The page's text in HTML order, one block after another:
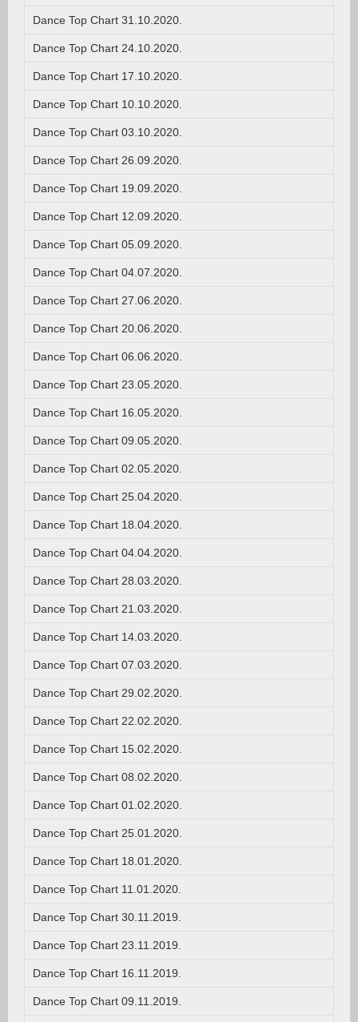
Dance Top Chart 31.10.2020.
Dance Top Chart 24.10.2020.
Dance Top Chart 17.10.2020.
Dance Top Chart 10.10.2020.
Dance Top Chart 03.10.2020.
Dance Top Chart 26.09.2020.
Dance Top Chart 19.09.2020.
Dance Top Chart 12.09.2020.
Dance Top Chart 05.09.2020.
Dance Top Chart 04.07.2020.
Dance Top Chart 27.06.2020.
Dance Top Chart 20.06.2020.
Dance Top Chart 06.06.2020.
Dance Top Chart 23.05.2020.
Dance Top Chart 16.05.2020.
Dance Top Chart 09.05.2020.
Dance Top Chart 02.05.2020.
Dance Top Chart 25.04.2020.
Dance Top Chart 18.04.2020.
Dance Top Chart 04.04.2020.
Dance Top Chart 28.03.2020.
Dance Top Chart 21.03.2020.
Dance Top Chart 14.03.2020.
Dance Top Chart 07.03.2020.
Dance Top Chart 29.02.2020.
Dance Top Chart 22.02.2020.
Dance Top Chart 15.02.2020.
Dance Top Chart 08.02.2020.
Dance Top Chart 01.02.2020.
Dance Top Chart 25.01.2020.
Dance Top Chart 18.01.2020.
Dance Top Chart 11.01.2020.
Dance Top Chart 30.11.2019.
Dance Top Chart 23.11.2019.
Dance Top Chart 16.11.2019.
Dance Top Chart 09.11.2019.